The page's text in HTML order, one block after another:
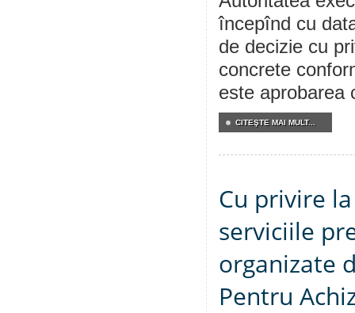
începînd cu
de decizie cu
concrete
este aprobarea
CITEŞTE MAI MULT...
Cu privire
serviciile
organizate
Pentru